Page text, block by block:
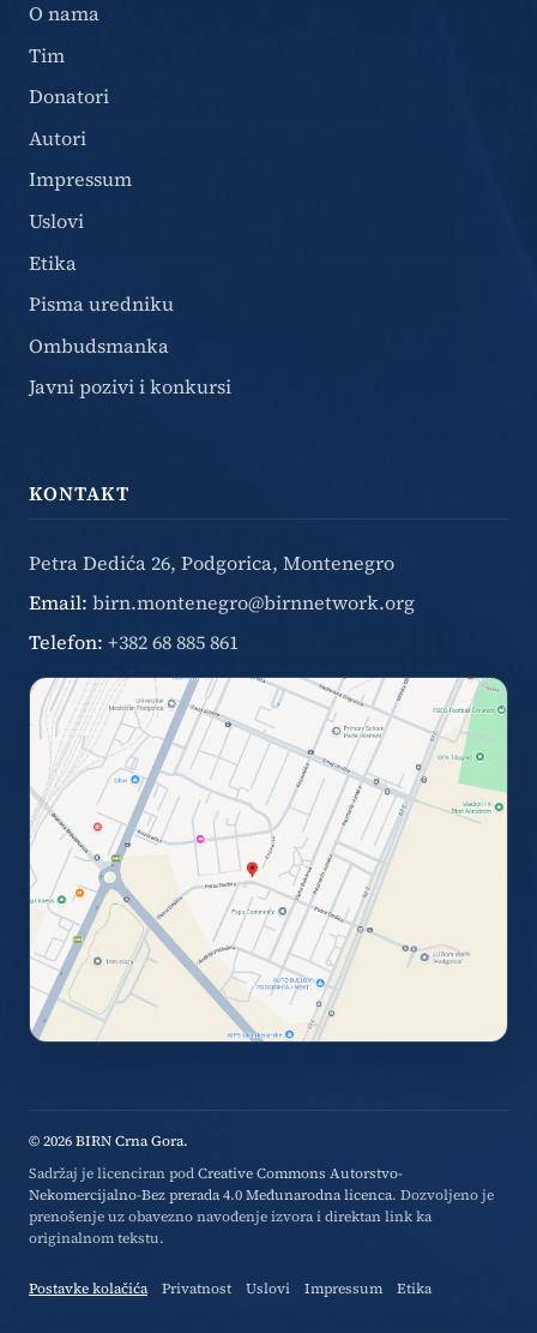
O nama
Tim
Donatori
Autori
Impressum
Uslovi
Etika
Pisma uredniku
Ombudsmanka
Javni pozivi i konkursi
KONTAKT
Petra Dedića 26, Podgorica, Montenegro
Email: birn.montenegro@birnnetwork.org
Telefon: +382 68 885 861
© 2026 BIRN Crna Gora.
Sadržaj je licenciran podCreative Commons Autorstvo-
Nekomercijalno-Bez prerada 4.0 Međunarodna licenca. Dozvoljeno je
prenošenje uz obavezno navođenje izvora i direktan link ka
originalnom tekstu.
Postavke kolačića Privatnost Uslovi Impressum Etika